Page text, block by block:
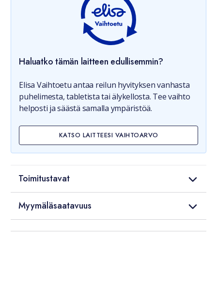
Haluatko tämän laitteen edullisemmin?
Elisa Vaihtoetu antaa reilun hyvityksen vanhasta
puhelimesta, tabletista tai älykellosta. Tee vaihto
helposti ja säästä samalla ympäristöä.
KATSO LAITTEESI VAIHTOARVO
Toimitustavat
Myymäläsaatavuus